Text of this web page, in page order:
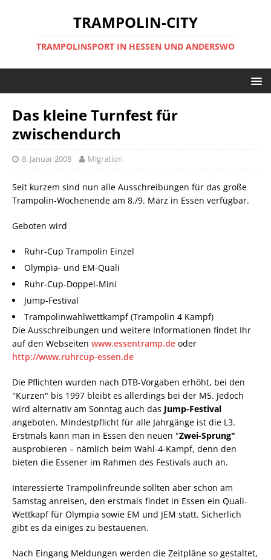
TRAMPOLIN-CITY
TRAMPOLINSPORT IN HESSEN UND ANDERSWO
Das kleine Turnfest für
zwischendurch
8. Januar 2008 Migration
Seit kurzem sind nun alle Ausschreibungen für das große
Trampolin-Wochenende am 8./9. März in Essen verfügbar.
Geboten wird
Ruhr-Cup Trampolin Einzel
Olympia- und EM-Quali
Ruhr-Cup-Doppel-Mini
Jump-Festival
Trampolinwahlwettkampf (Trampolin 4 Kampf)
Die Ausschreibungen und weitere Informationen findet Ihr
auf den Webseiten www.essentramp.de oder
http://www.ruhrcup-essen.de
Die Pflichten wurden nach DTB-Vorgaben erhöht, bei den
"Kurzen" bis 1997 bleibt es allerdings bei der M5. Jedoch
wird alternativ am Sonntag auch das Jump-Festival
angeboten. Mindestpflicht für alle Jahrgänge ist die L3.
Erstmals kann man in Essen den neuen "Zwei-Sprung"
ausprobieren – nämlich beim Wahl-4-Kampf, denn den
bieten die Essener im Rahmen des Festivals auch an.
Interessierte Trampolinfreunde sollten aber schon am
Samstag anreisen, den erstmals findet in Essen ein Quali-
Wettkapf für Olympia sowie EM und JEM statt. Sicherlich
gibt es da einiges zu bestauenen.
Nach Eingang Meldungen werden die Zeitpläne so gestaltet,